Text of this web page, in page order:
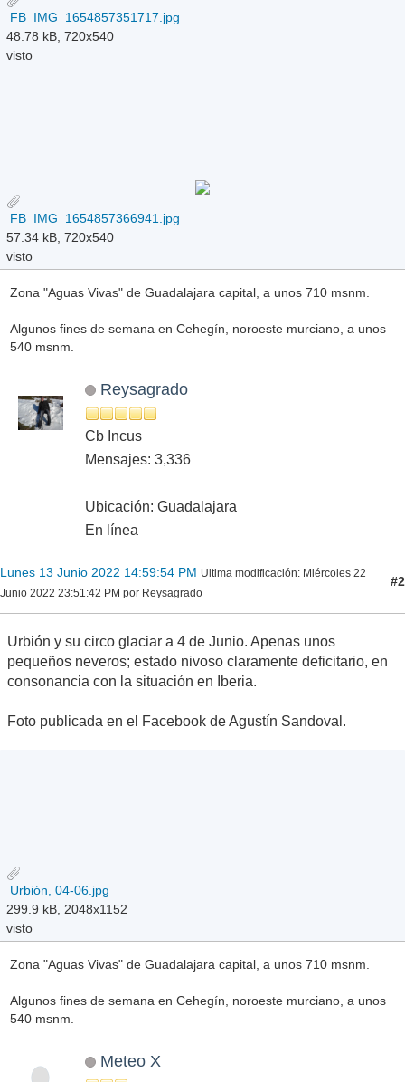
FB_IMG_1654857351717.jpg
48.78 kB, 720x540
visto
FB_IMG_1654857366941.jpg
57.34 kB, 720x540
visto
Zona "Aguas Vivas" de Guadalajara capital, a unos 710 msnm.
Algunos fines de semana en Cehegín, noroeste murciano, a unos
540 msnm.
Reysagrado
Cb Incus
Mensajes: 3,336
Ubicación: Guadalajara
En línea
Lunes 13 Junio 2022 14:59:54 PM Ultima modificación: Miércoles 22
Junio 2022 23:51:42 PM por Reysagrado
#2
Urbión y su circo glaciar a 4 de Junio. Apenas unos
pequeños neveros; estado nivoso claramente deficitario, en
consonancia con la situación en Iberia.
Foto publicada en el Facebook de Agustín Sandoval.
Urbión, 04-06.jpg
299.9 kB, 2048x1152
visto
Zona "Aguas Vivas" de Guadalajara capital, a unos 710 msnm.
Algunos fines de semana en Cehegín, noroeste murciano, a unos
540 msnm.
Meteo X